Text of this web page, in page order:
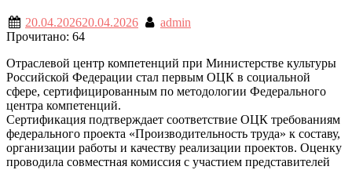
20.04.202620.04.2026
admin
Прочитано: 64
Отраслевой центр компетенций при Министерстве культуры
Российской Федерации стал первым ОЦК в социальной
сфере, сертифицированным по методологии Федерального
центра компетенций.
Сертификация подтверждает соответствие ОЦК требованиям
федерального проекта «Производительность труда» к составу,
организации работы и качеству реализации проектов. Оценку
проводила совместная комиссия с участием представителей